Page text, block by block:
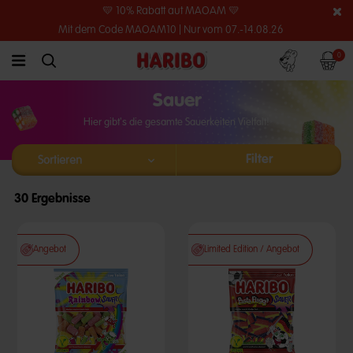
💛 10% Rabatt auf MAOAM 💛
Mit dem Code MAOAM10 | Nur vom 07.-14.08.26
link.header.menu.label
simplesearch.search.label
Konto 0
Sauer
Hier gibt's die gesamte Sauerkeiten Vielfalt!
Filter
30 Ergebnisse
Angebot Limited Edition / Angebot